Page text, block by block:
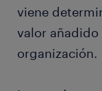
viene
valor añadido
organización.